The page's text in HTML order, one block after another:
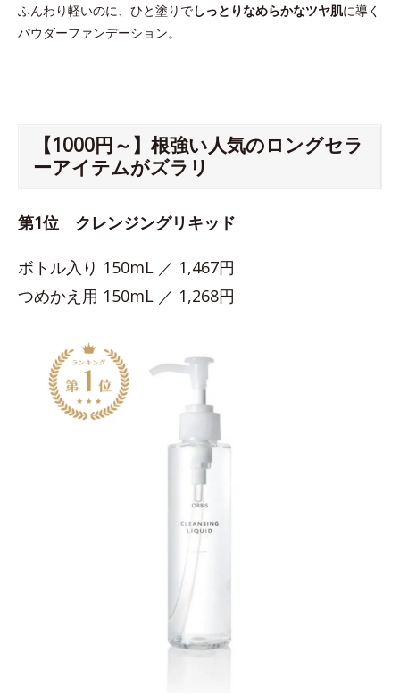
ふんわり軽いのに、ひと塗りでしっとりなめらかなツヤ肌に導く
パウダーファンデーション。
【1000円～】根強い人気のロングセラ
ーアイテムがズラリ
第1位 クレンジングリキッド
ボトル入り 150mL ／ 1,467円
つめかえ用 150mL ／ 1,268円